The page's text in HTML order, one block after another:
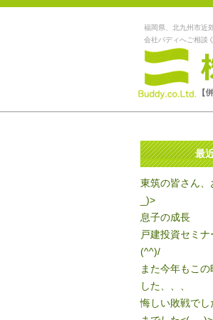
福岡県、北九州市近
会社バディへご相談
最
東筑の皆さん、
_)>
息子の成長
戸建投資セミ
(^^)/
また今年もこ
した、、、
悔しい敗戦でし